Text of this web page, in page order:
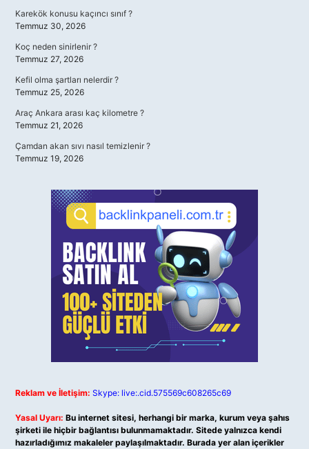
Karekök konusu kaçıncı sınıf ?
Temmuz 30, 2026
Koç neden sinirlenir ?
Temmuz 27, 2026
Kefil olma şartları nelerdir ?
Temmuz 25, 2026
Araç Ankara arası kaç kilometre ?
Temmuz 21, 2026
Çamdan akan sıvı nasıl temizlenir ?
Temmuz 19, 2026
Reklam ve İletişim: Skype: live:.cid.575569c608265c69
Yasal Uyarı: Bu internet sitesi, herhangi bir marka, kurum veya şahıs
şirketi ile hiçbir bağlantısı bulunmamaktadır. Sitede yalnızca kendi
hazırladığımız makaleler paylaşılmaktadır. Burada yer alan içerikler